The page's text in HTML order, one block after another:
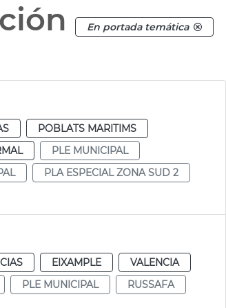
En portada temática
POBLATS MARITIMS
PLE MUNICIPAL
PLA ESPECIAL ZONA SUD 2
EIXAMPLE
VALENCIA
PLE MUNICIPAL
RUSSAFA